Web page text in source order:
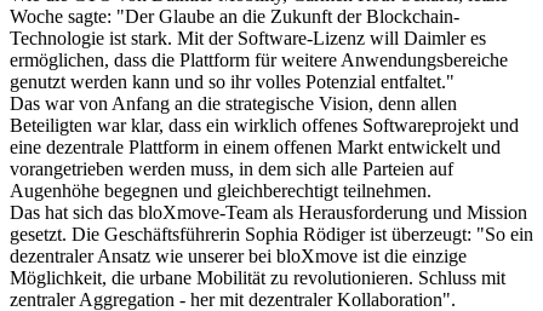
Woche sagte: "Der Glaube an die Zukunft der Blockchain-
Technologie ist stark. Mit der Software-Lizenz will Daimler es
ermöglichen, dass die Plattform für weitere Anwendungsbereiche
genutzt werden kann und so ihr volles Potenzial entfaltet."
Das war von Anfang an die strategische Vision, denn allen
Beteiligten war klar, dass ein wirklich offenes Softwareprojekt und
eine dezentrale Plattform in einem offenen Markt entwickelt und
vorangetrieben werden muss, in dem sich alle Parteien auf
Augenhöhe begegnen und gleichberechtigt teilnehmen.
Das hat sich das bloXmove-Team als Herausforderung und Mission
gesetzt. Die Geschäftsführerin Sophia Rödiger ist überzeugt: "So ein
dezentraler Ansatz wie unserer bei bloXmove ist die einzige
Möglichkeit, die urbane Mobilität zu revolutionieren. Schluss mit
zentraler Aggregation - her mit dezentraler Kollaboration".